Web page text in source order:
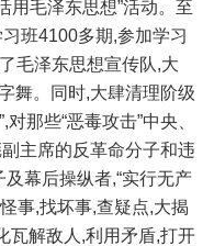
用毛泽东思想”活动。至
班4100多期,参加学习
毛泽东思想宣传队,大
舞。同时,大肆清理阶级
那些“恶毒攻击”中央、
主席的反革命分子和违
及幕后操纵者,“实行无产
事,找坏事,查疑点,大揭
瓦解敌人,利用矛盾,打开